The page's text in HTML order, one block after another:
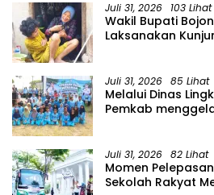
Juli 31, 2026 103 Lihat
Wakil Bupati
Laksanakan
Juli 31, 2026 85 Lihat
Melalui Dinas
Pemkab
Juli 31, 2026 82 Lihat
Momen
Sekolah Rakyat